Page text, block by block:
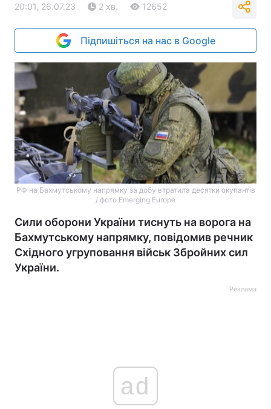
20:01, 26.07.23 2 хв. 12652
Підпишіться на нас в Google
РФ на Бахмутському напрямку за добу втратила десятки окупантів
/ фото Emerging Europe
Сили оборони України тиснуть на ворога на
Бахмутському напрямку, повідомив речник
Східного угруповання військ Збройних сил
України.
Реклама
ad